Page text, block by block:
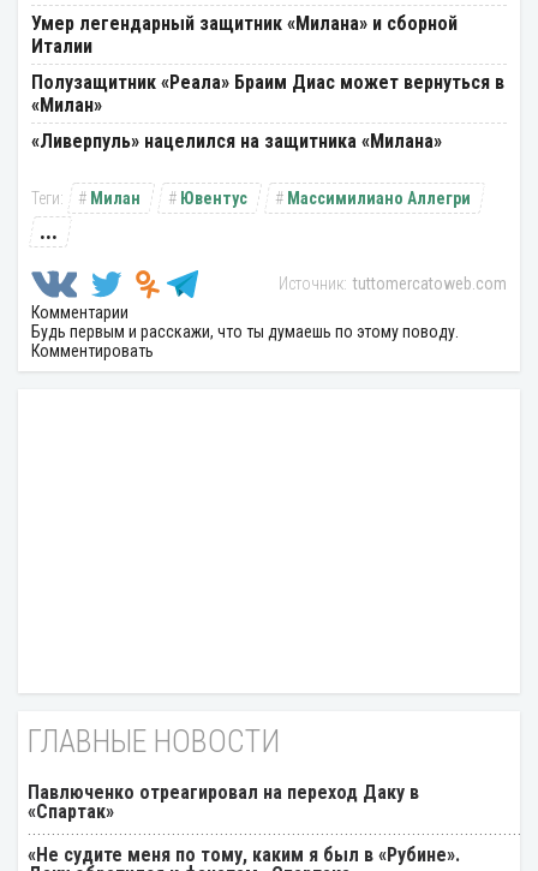
Умер легендарный защитник «Милана» и сборной
Италии
Полузащитник «Реала» Браим Диас может вернуться в
«Милан»
«Ливерпуль» нацелился на защитника «Милана»
Милан Ювентус Массимилиано Аллегри
...
tuttomercatoweb.com
Комментарии
Будь первым и расскажи, что ты думаешь по этому поводу.
Комментировать
ГЛАВНЫЕ НОВОСТИ
Павлюченко отреагировал на переход Даку в
«Спартак»
«Не судите меня по тому, каким я был в «Рубине».